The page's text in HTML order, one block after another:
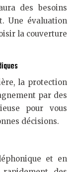
des besoins
Une évaluation
la couverture
la protection
par des
pour vous
décisions.
et en